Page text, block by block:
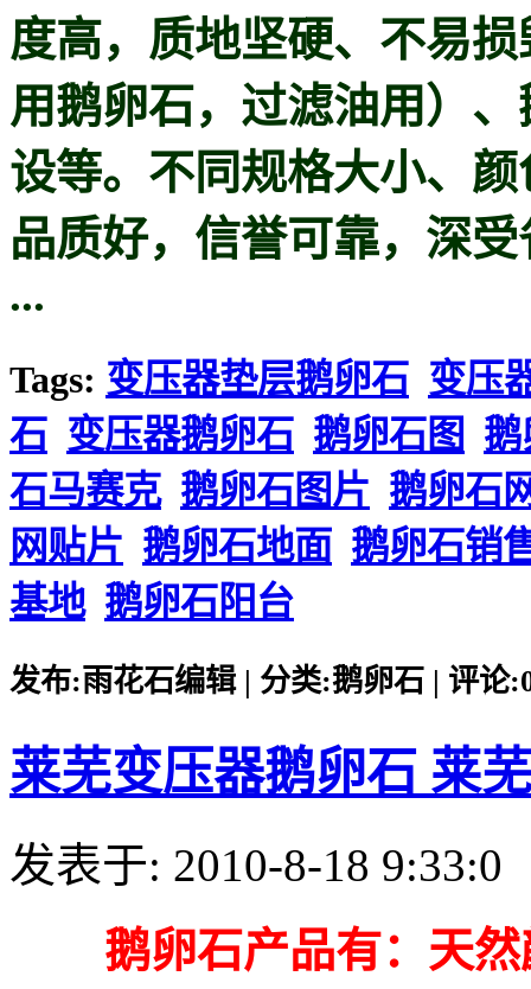
度高，质地坚硬、不易
用鹅卵石，过滤油用）
设等。不同规格大小、
品质好，信誉可靠，深
...
Tags: 变压器垫层鹅卵石 变压
石 变压器鹅卵石 鹅卵石图 鹅
石马赛克 鹅卵石图片 鹅卵石
网贴片 鹅卵石地面 鹅卵石销
基地 鹅卵石阳台
发布:雨花石编辑 | 分类:鹅卵石 | 评论
莱芜变压器鹅卵石 莱
发表于: 2010-8-18 9:33:0
鹅卵石产品有：天然